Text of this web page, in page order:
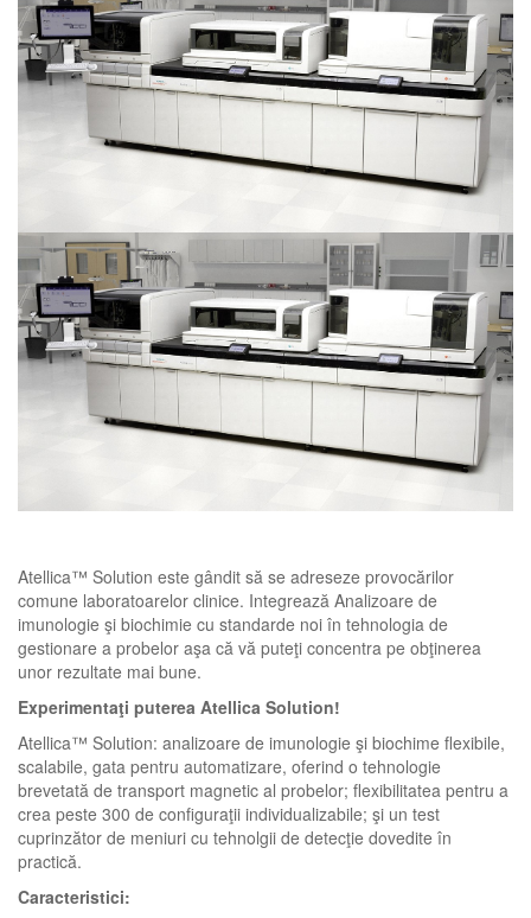
Atellica™ Solution este gândit să se adreseze provocărilor
comune laboratoarelor clinice. Integrează Analizoare de
imunologie şi biochimie cu standarde noi în tehnologia de
gestionare a probelor aşa că vă puteţi concentra pe obţinerea
unor rezultate mai bune.
Experimentaţi puterea Atellica Solution!
Atellica™ Solution: analizoare de imunologie şi biochime flexibile,
scalabile, gata pentru automatizare, oferind o tehnologie
brevetată de transport magnetic al probelor; flexibilitatea pentru a
crea peste 300 de configuraţii individualizabile; şi un test
cuprinzător de meniuri cu tehnolgii de detecţie dovedite în
practică.
Caracteristici: